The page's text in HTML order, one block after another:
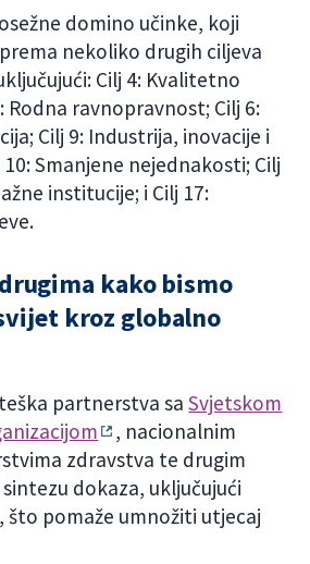
domino učinke, koji
nekoliko drugih ciljeva
Cilj 4: Kvalitetno
Rodna ravnopravnost; Cilj 6:
Cilj 9: Industrija, inovacije i
Smanjene nejednakosti; Cilj
institucije; i Cilj 17:
kako bismo
kroz globalno
partnerstva saSvjetskom
, nacionalnim
zdravstva te drugim
dokaza, uključujući
, što pomaže umnožiti utjecaj